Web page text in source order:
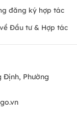
đăng ký hợp tác
Đầu tư & Hợp tác
Định, Phường